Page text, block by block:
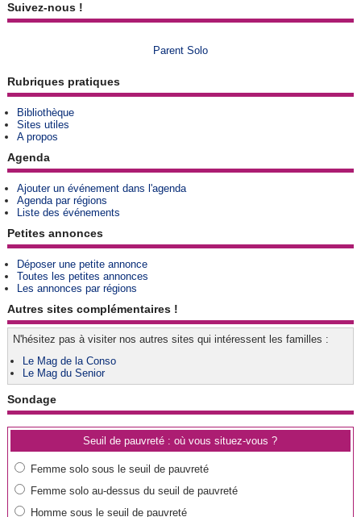
Suivez-nous !
Parent Solo
Rubriques pratiques
Bibliothèque
Sites utiles
A propos
Agenda
Ajouter un événement dans l'agenda
Agenda par régions
Liste des événements
Petites annonces
Déposer une petite annonce
Toutes les petites annonces
Les annonces par régions
Autres sites complémentaires !
N'hésitez pas à visiter nos autres sites qui intéressent les familles :
Le Mag de la Conso
Le Mag du Senior
Sondage
Seuil de pauvreté : où vous situez-vous ?
Femme solo sous le seuil de pauvreté
Femme solo au-dessus du seuil de pauvreté
Homme sous le seuil de pauvreté